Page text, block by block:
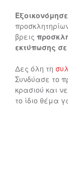
Εξοικονόμησε
βρεις
εκτύπωσης
Δες όλη τη
Συνδύασε το
κρασιού και
το ίδιο θέμα